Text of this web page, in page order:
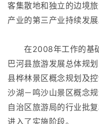
客集散地和独立的边境
产业的第三产业持续发展
在2008年工作的基础
巴河县旅游发展总体规
县桦林景区概念规划及
沙湖－鸣沙山景区概念
自治区旅游局的行业批
进入了实施阶段。